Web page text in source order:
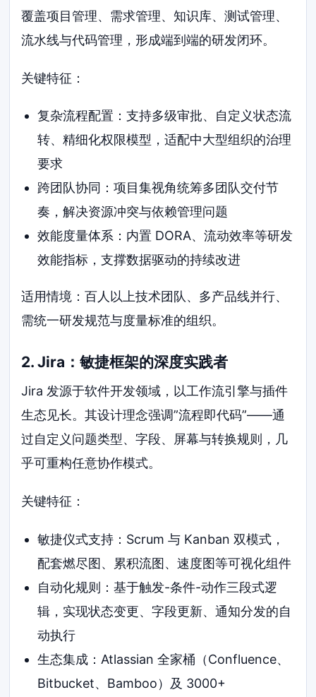
覆盖项目管理、需求管理、知识库、测试管理、
流水线与代码管理，形成端到端的研发闭环。
关键特征：
复杂流程配置：支持多级审批、自定义状态流
转、精细化权限模型，适配中大型组织的治理
要求
跨团队协同：项目集视角统筹多团队交付节
奏，解决资源冲突与依赖管理问题
效能度量体系：内置 DORA、流动效率等研发
效能指标，支撑数据驱动的持续改进
适用情境：百人以上技术团队、多产品线并行、
需统一研发规范与度量标准的组织。
2. Jira：敏捷框架的深度实践者
Jira 发源于软件开发领域，以工作流引擎与插件
生态见长。其设计理念强调”流程即代码”——通
过自定义问题类型、字段、屏幕与转换规则，几
乎可重构任意协作模式。
关键特征：
敏捷仪式支持：Scrum 与 Kanban 双模式，
配套燃尽图、累积流图、速度图等可视化组件
自动化规则：基于触发-条件-动作三段式逻
辑，实现状态变更、字段更新、通知分发的自
动执行
生态集成：Atlassian 全家桶（Confluence、
Bitbucket、Bamboo）及 3000+